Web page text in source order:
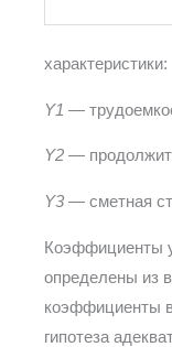
характеристики:
Y1 —
Y2 —
Y3 — сметная
Коэффициенты
определены из
коэффициенты
гипотеза